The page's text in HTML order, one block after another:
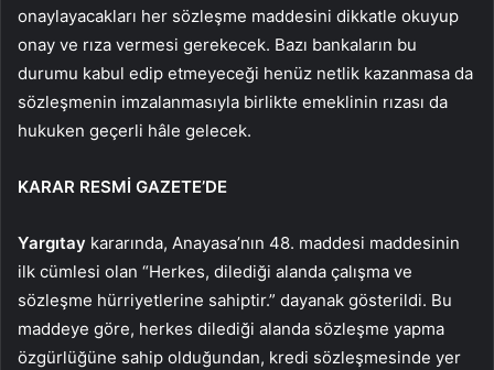
onaylayacakları her sözleşme maddesini dikkatle okuyup
onay ve rıza vermesi gerekecek. Bazı bankaların bu
durumu kabul edip etmeyeceği henüz netlik kazanmasa da
sözleşmenin imzalanmasıyla birlikte emeklinin rızası da
hukuken geçerli hâle gelecek.
KARAR RESMİ GAZETE’DE
Yargıtay kararında, Anayasa’nın 48. maddesi maddesinin
ilk cümlesi olan “Herkes, dilediği alanda çalışma ve
sözleşme hürriyetlerine sahiptir.” dayanak gösterildi. Bu
maddeye göre, herkes dilediği alanda sözleşme yapma
özgürlüğüne sahip olduğundan, kredi sözleşmesinde yer